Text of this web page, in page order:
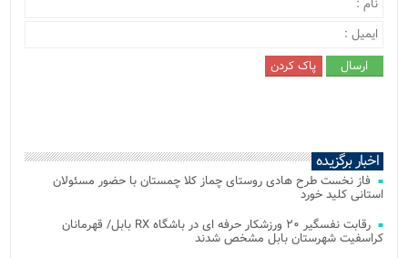
اخبار برگزیده
فاز نخست طرح هادی روستای چماز کلا چمستان با حضور مسئولان
استانی کلید خورد
رقابت نفسگیر ۲۰ ورزشکار حرفه ای در باشگاه RX بابل/ قهرمانان
کراسفیت شهرستان بابل مشخص شدند